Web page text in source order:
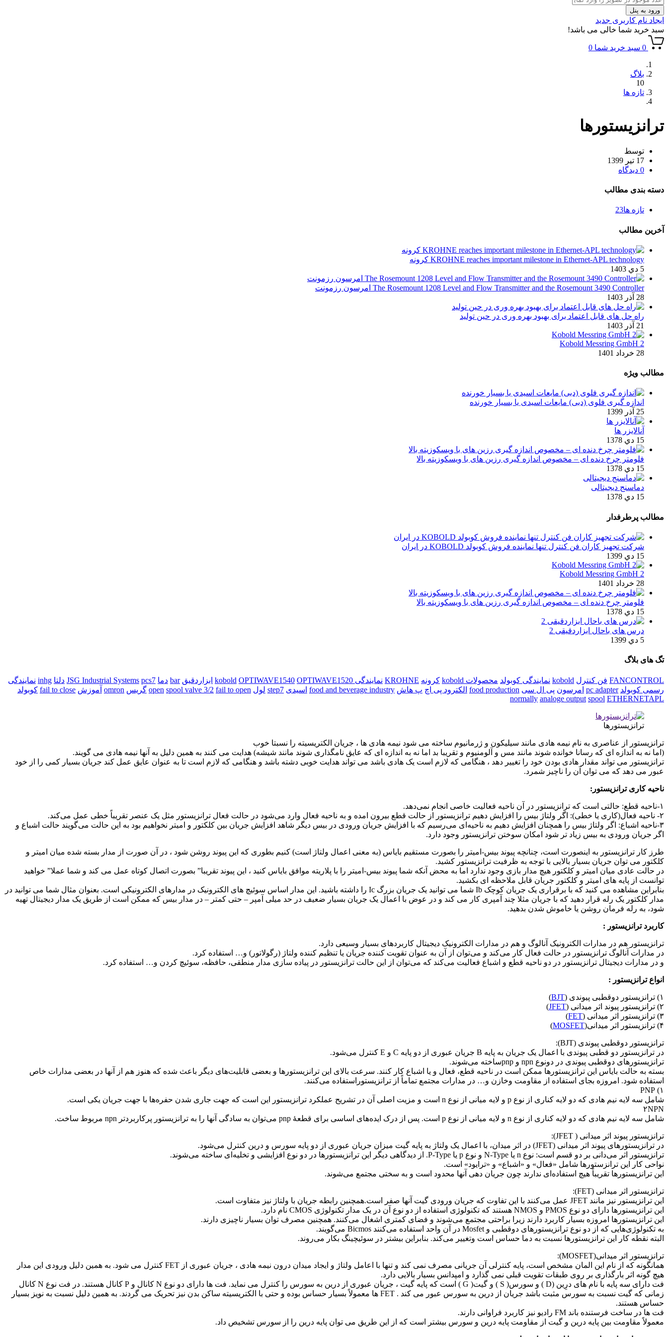
ورود به پنل
ایجاد نام کاربری جدید
سبد خرید شما خالی می باشد!
0 سبد خرید شما 0
بلاگ
10
تازه ها
ترانزیستورها
توسط
17 تير 1399
0 دیدگاه
دسته بندی مطالب
تازه ها23
آخرین مطالب
KROHNE reaches important milestone in Ethernet-APL technology کرونه
5 دي 1403
The Rosemount 1208 Level and Flow Transmitter and the Rosemount 3490 Controller امرسون رزمونت
28 آذر 1403
راه حل های قابل اعتماد برای بهبود بهره وری در حین تولید
21 آذر 1403
2 Kobold Messring GmbH
28 خرداد 1401
مطالب ویژه
اندازه گیری فلوی (دبی) مایعات اسیدی یا بسیار خورنده
25 آذر 1399
آنالایزر ها
15 دي 1378
فلومتر چرخ دنده ای – مخصوص اندازه گیری رزین های با ویسکوزیته بالا
15 دي 1378
دماسنج دیجیتالی
15 دي 1378
مطالب پرطرفدار
شركت تجهیز کاران فن کنترل تنها نماینده فروش کوبولد KOBOLD در ایران
15 دي 1399
2 Kobold Messring GmbH
28 خرداد 1401
فلومتر چرخ دنده ای – مخصوص اندازه گیری رزین های با ویسکوزیته بالا
15 دي 1378
درس های باحال ابزاردقیقی 2
5 دي 1399
تگ های بلاگ
FANCONTROL فن کنترل kobold نمایندگی کوبولد محصولات kobold کرونه KROHNE نمایندگی kobold OPTIWAVE1540 OPTIWAVE1520 ابزاردقیق bar دما JSG Industrial Systems pcs7 دلتا inhg نمایندگی
رسمی کوبولد pc adapter امرسون پی ال سی food production الکترود پی اچ پ هاش food and beverage industry اسیدی step7 لول open spool valve 3/2 fail to open گریس omron آموزش fail to close کوبولد
normally analoge output spool ETHERNETAPL
ترانزیستورها
ترانزیستور از عناصری به نام نیمه هادی مانند سیلیکون و ژرمانیوم ساخته می شود نیمه هادی ها ، جریان الکتریسیته را نسبتا خوب
(اما نه به اندازه ای که رسانا خوانده شوند مانند مس و آلومنیوم و تقریبا بد اما نه به اندازه ای که عایق نامگذاری شوند مانند شیشه) هدایت می کنند به همین دلیل به آنها نیمه هادی می گویند.
ترانزیستور می تواند مقدار هادی بودن خود را تغییر دهد ، هنگامی که لازم است یک هادی باشد می تواند هدایت خوبی دشته باشد و هنگامی که لازم است تا به عنوان عایق عمل کند جریان بسیار کمی را از خود
عبور می دهد که می توان آن را ناچیز شمرد.
ناحیه کاری ترانزیستور :
۱-ناحیه قطع: حالتی است که ترانزیستور در آن ناحیه فعالیت خاصی انجام نمی‌دهد.
۲- ناحیه فعال(کاری یا خطی): اگر ولتاژ بیس را افزایش دهیم ترانزیستور از حالت قطع بیرون امده و به ناحیه فعال وارد می‌شود در حالت فعال ترانزیستور مثل یک عنصر تقریباً خطی عمل می‌کند.
۳-ناحیه اشباع: اگر ولتاژ بیس را همچنان افزایش دهیم به ناحیه‌ای می‌رسیم که با افزایش جریان ورودی در بیس دیگر شاهد افزایش جریان بین کلکتور و امیتر نخواهیم بود به این حالت می‌گویند حالت اشباع و
اگر جریان ورودی به بیس زیاد تر شود امکان سوختن ترانزیستور وجود دارد.
طرز کار ترانزیستور به اینصورت است، چنانچه پیوند بیس-امیتر را بصورت مستقیم بایاس (به معنی اعمال ولتاژ است) کنیم بطوری که این پیوند روشن شود ، در آن صورت از مدار بسته شده میان امیتر و
کلکتور می توان جریان بسیار بالایی با توجه به ظرفیت ترانزیستور کشید.
در حالت عادی میان امیتر و کلکتور هیچ مدار بازی وجود ندارد اما به محض آنکه شما پیوند بیس-امیتر را با پلاریته موافق بایاس کنید ، این پیوند تقریبا” بصورت اتصال کوتاه عمل می کند و شما عملا” خواهید
توانست از پایه های امیتر و کلکتور جریان قابل ملاحظه ای بکشید.
بنابراین مشاهده می کنید که با برقراری یک جریان کوچک Ib شما می توانید یک جریان بزرگ Ic را داشته باشید. این مدار اساس سوئیچ های الکترونیک در مدارهای الکترونیکی است. بعنوان مثال شما می توانید در
مدار کلکتور یک رله قرار دهید که با جریان مثلا چند آمپری کار می کند و در عوض با اعمال یک جریان بسیار ضعیف در حد میلی آمپر – حتی کمتر – در مدار بیس که ممکن است از طریق یک مدار دیجیتال تهیه
شود، به رله فرمان روشن یا خاموش شدن بدهید.
کاربرد ترانزیستور :
ترانزیستور هم در مدارات الکترونیک آنالوگ و هم در مدارات الکترونیک دیجیتال کاربردهای بسیار وسیعی دارد.
در مدارات آنالوگ ترانزیستور در حالت فعال کار می‌کند و می‌توان از آن به عنوان تقویت کننده جریان یا تنظیم کننده ولتاژ (رگولاتور) و… استفاده کرد.
و در مدارات دیجیتال ترانزیستور در دو ناحیه قطع و اشباع فعالیت می‌کند که می‌توان از این حالت ترانزیستور در پیاده سازی مدار منطقی، حافظه، سوئیچ کردن و… استفاده کرد.
انواع ترانزیستور :
۱) ترانزیستور دوقطبی پیوندی ( BJT
)
۲) ترانزیستور پیوند اثر میدانی (
JFET
)
۳) ترانزیستور اثر میدانی (
FET
)
۴) ترانزیستور اثر میدانی(
MOSFET
)
ترانزیستور دوقطبی پیوندی (BJT):
در ترانزیستور دو قطبی پیوندی با اعمال یک جریان به پایه B جریان عبوری از دو پایه C و E کنترل می‌شود.
ترانزیستورهای دوقطبی پیوندی در دونوع npn و pnpساخته می‌شوند.
بسته به حالت بایاس این ترانزیستورها ممکن است در ناحیه قطع، فعال و یا اشباع کار کنند. سرعت بالای این ترانزیستورها و بعضی قابلیت‌های دیگر باعث شده که هنوز هم از آنها در بعضی مدارات خاص
استفاده شود. امروزه بجای استفاده از مقاومت وخازن و… در مدارات مجتمع تماماً از ترانزیستوراستفاده می‌کنند.
۱) PNP
شامل سه لایه نیم هادی که دو لایه کناری از نوع p و لایه میانی از نوع n است و مزیت اصلی آن در تشریح عملکرد ترانزیستور این است که جهت جاری شدن حفره‌ها با جهت جریان یکی است.
۲NPN
شامل سه لایه نیم هادی که دو لایه کناری از نوع n و لایه میانی از نوع p است. پس از درک ایده‌های اساسی برای قطعهٔ pnp می‌توان به سادگی آنها را به ترانزیستور پرکاربردتر npn مربوط ساخت.
ترانزیستور پیوند اثر میدانی ( JFET):
در ترانزیستورهای پیوند اثر میدانی (JFET) در اثر میدان، با اعمال یک ولتاژ به پایه گیت میزان جریان عبوری از دو پایه سورس و درین کنترل می‌شود.
ترانزیستور اثر می‌دانی بر دو قسم است: نوع n یا N-Type و نوع p یا P-Type. از دیدگاهی دیگر این ترانزیستورها در دو نوع افزایشی و تخلیه‌ای ساخته می‌شوند.
نواحی کار این ترانزستورها شامل «فعال» و «اشباع» و «ترایود» است.
این ترانزیستورها تقریباً هیچ استفاده‌ای ندارند چون جریان دهی آنها محدود است و به سختی مجتمع می‌شوند.
ترانزیستور اثر میدانی (FET):
این ترانزیستور نیز مانند JFET عمل می‌کنند با این تفاوت که جریان ورودی گیت آنها صفر است.همچنین رابطه جریان با ولتاژ نیز متفاوت است.
این ترانزیستورها دارای دو نوع PMOS و NMOS هستند که تکنولوژی استفاده از دو نوع آن در یک مدار تکنولوژی CMOS نام دارد.
این ترانزیستورها امروزه بسیار کاربرد دارند زیرا براحتی مجتمع می‌شوند و فضای کمتری اشغال می‌کنند. همچنین مصرف توان بسیار ناچیزی دارند.
به تکنولوژی‌هایی که از دو نوع ترانزیستورهای دوقطبی و Mosfet در آن واحد استفاده می‌کنند Bicmos می‌گویند.
البته نقطه کار این ترانزیستورها نسبت به دما حساس است وتغییر می‌کند. بنابراین بیشتر در سوئیچینگ بکار می‌‌روند.
ترانزیستور اثر میدانی(MOSFET):
همانگونه که از نام این المان مشخص است، پایه کنترلی آن جریانی مصرف نمی کند و تنها با اعامل ولتاژ و ایجاد میدان درون نیمه هادی ، جریان عبوری از FET کنترل می شود. به همین دلیل ورودی این مدار
هیچ گونه اثر بارگذاری بر روی طبقات تقویت قبلی نمی گذارد و امپدانس بسیار بالایی دارد.
فت دارای سه پایه با نام های درِین (D ) و سورس( S ) و گیت( G ) است که پایه گیت ، جریان عبوری از درین به سورس را کنترل می نماید. فت ها دارای دو نوع N کانال و P کانال هستند. در فت نوع N کانال
زمانی که گیت نسبت به سورس مثبت باشد جریان از درین به سورس عبور می کند . FET ها معمولاً بسیار حساس بوده و حتی با الکتریسیته ساکن بدن نیز تحریک می گردند. به همین دلیل نسبت به نویز بسیار
حساس هستند.
فت ها در ساخت فرستنده باند FM رادیو نیز کاربرد فراوانی دارند.
معمولاً مقاومت بین پایه درین و گیت از مقاومت پایه درین و سورس بیشتر است که از این طریق می توان پایه درین را از سورس تشخیص داد.